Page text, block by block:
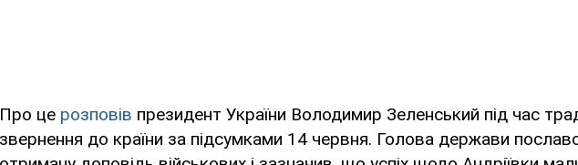
Про це розповів президент України Володимир Зеленський під час
звернення до країни за підсумками 14 червня. Голова держави